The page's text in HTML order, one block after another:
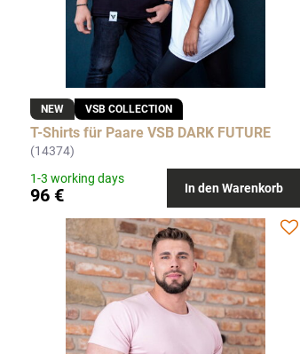
NEW VSB COLLECTION
T-Shirts für Paare VSB DARK FUTURE
(14374)
1-3 working days
96 € In den Warenkorb